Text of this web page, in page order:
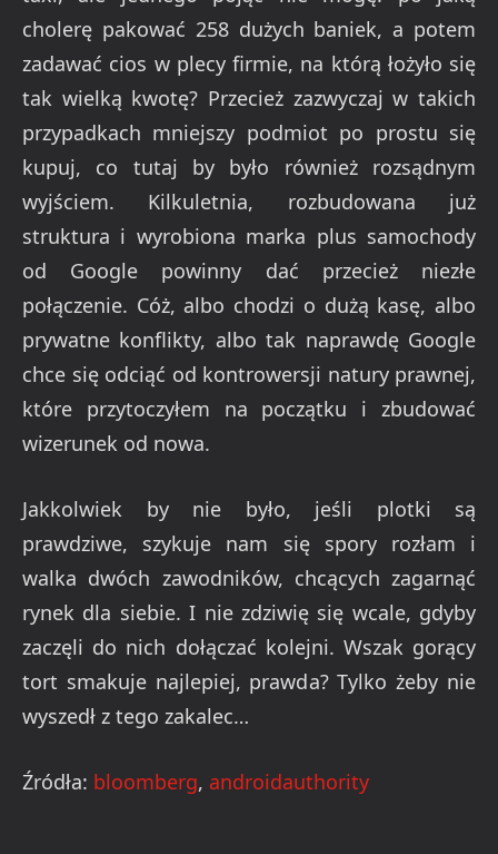
cholerę pakować 258 dużych baniek, a potem
zadawać cios w plecy firmie, na którą łożyło się
tak wielką kwotę? Przecież zazwyczaj w takich
przypadkach mniejszy podmiot po prostu się
kupuj, co tutaj by było również rozsądnym
wyjściem. Kilkuletnia, rozbudowana już
struktura i wyrobiona marka plus samochody
od Google powinny dać przecież niezłe
połączenie. Cóż, albo chodzi o dużą kasę, albo
prywatne konflikty, albo tak naprawdę Google
chce się odciąć od kontrowersji natury prawnej,
które przytoczyłem na początku i zbudować
wizerunek od nowa.
Jakkolwiek by nie było, jeśli plotki są
prawdziwe, szykuje nam się spory rozłam i
walka dwóch zawodników, chcących zagarnąć
rynek dla siebie. I nie zdziwię się wcale, gdyby
zaczęli do nich dołączać kolejni. Wszak gorący
tort smakuje najlepiej, prawda? Tylko żeby nie
wyszedł z tego zakalec…
Źródła: bloomberg, androidauthority